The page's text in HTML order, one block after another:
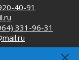
40-91
331-96-31